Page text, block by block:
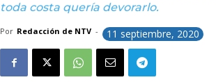
toda costa quería devorarlo.
Por Redacción de NTV - 11 septiembre, 2020